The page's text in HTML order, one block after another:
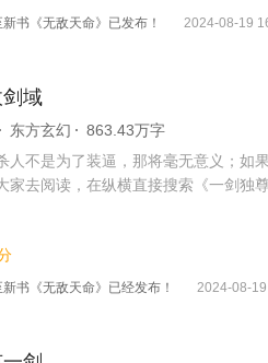
新书《无敌天命》已发布！ 2024-08-19
域
东方玄幻
863.43万字
人不是为了装逼，那将毫无意义；如
家去阅读，在纵横直接搜索《一剑独
新书《无敌天命》已经发布！ 2024-08-